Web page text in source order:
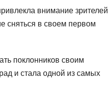
внимание зрителей
сняться в своем первом
поклонников своим
и стала одной из самых